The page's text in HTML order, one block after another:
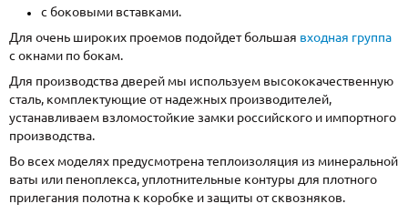
с боковыми вставками.
Для очень широких проемов подойдет большая входная группа
с окнами по бокам.
Для производства дверей мы используем высококачественную
сталь, комплектующие от надежных производителей,
устанавливаем взломостойкие замки российского и импортного
производства.
Во всех моделях предусмотрена теплоизоляция из минеральной
ваты или пеноплекса, уплотнительные контуры для плотного
прилегания полотна к коробке и защиты от сквозняков.